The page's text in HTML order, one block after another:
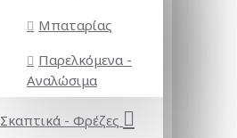
Μπαταρίας
Παρελκόμενα -
Αναλώσιμα
Σκαπτικά - Φρέζες